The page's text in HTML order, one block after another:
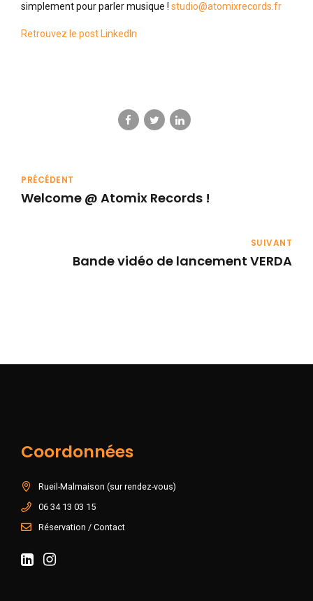
simplement pour parler musique ! studio@atomixrecords.fr
Retrouvez le post LinkedIn
PRÉCÉDENT
Welcome @ Atomix Records !
SUIVANT
Bande vidéo de lancement VERDA
Coordonnées
Rueil-Malmaison (sur rendez-vous)
06 34 13 03 15
Réservation / Contact